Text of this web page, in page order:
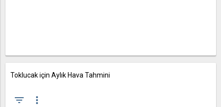
Toklucak için Aylık Hava Tahmini
filter_list more_vert